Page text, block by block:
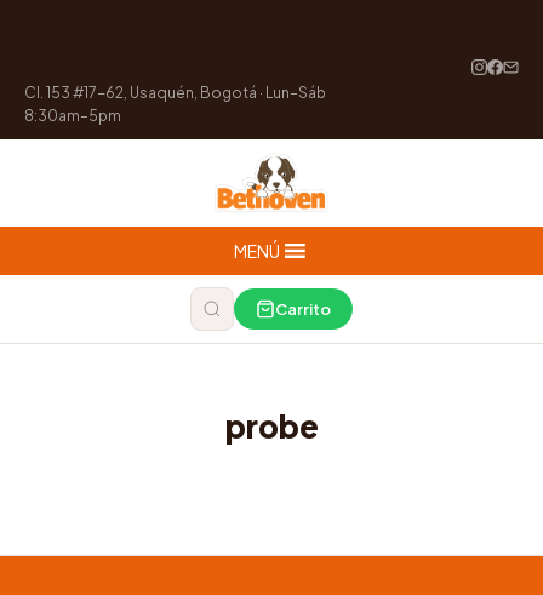
Cl. 153 #17-62, Usaquén, Bogotá · Lun–Sáb
8:30am–5pm
MENÚ
Carrito
probe